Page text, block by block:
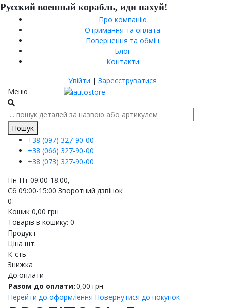
Русский военный корабль, иди нахуй!
Про компанію
Отримання та оплата
Повернення та обмін
Блог
Контакти
Увійти | Зареєструватися
Меню
Пошук
+38 (097) 327-90-00
+38 (066) 327-90-00
+38 (073) 327-90-00
Пн-Пт 09:00-18:00,
Сб 09:00-15:00 Зворотний дзвінок
0
Кошик 0,00 грн
Товарів в кошику: 0
Продукт
Ціна шт.
К-сть
Знижка
До оплати
Разом до оплати:0,00 грн
Перейти до оформлення Повернутися до покупок